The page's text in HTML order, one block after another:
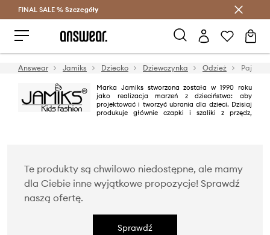
Oszczędzaj z Answear Club >
FINAL SALE % Szczegóły
Answear Jamiks Dziecko Dziewczynka Odzież
Marka Jamiks stworzona została w 1990 roku
jako realizacja marzeń z dzieciństwa: aby
projektować i tworzyć ubrania dla dzieci. Dzisiaj
produkuje głównie czapki i szaliki z przędz,
Te produkty są chwilowo niedostępne, ale mamy
dla Ciebie inne wyjątkowe propozycje! Sprawdź
naszą ofertę.
Sprawdź